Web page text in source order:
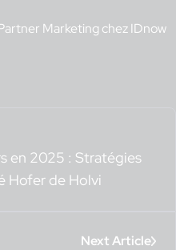
Marketing chez IDnow
en 2025 : Stratégies
Hofer de Holvi
Next Article